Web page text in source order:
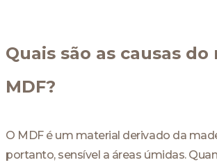
Quais são as causas
MDF?
O MDF é um material derivado da
portanto, sensível a áreas úmidas.